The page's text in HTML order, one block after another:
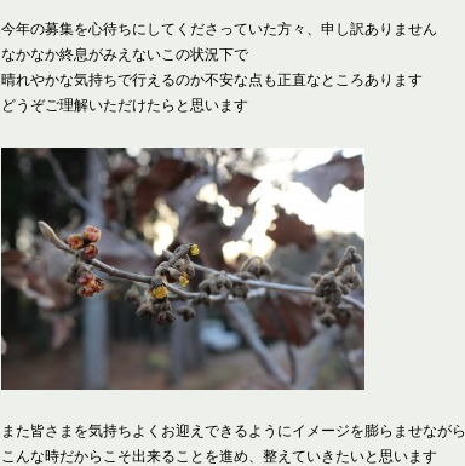
今年の募集を心待ちにしてくださっていた方々、申し訳ありません
なかなか終息がみえないこの状況下で
晴れやかな気持ちで行えるのか不安な点も正直なところあります
どうぞご理解いただけたらと思います
また皆さまを気持ちよくお迎えできるようにイメージを膨らませながら
こんな時だからこそ出来ることを進め、整えていきたいと思います